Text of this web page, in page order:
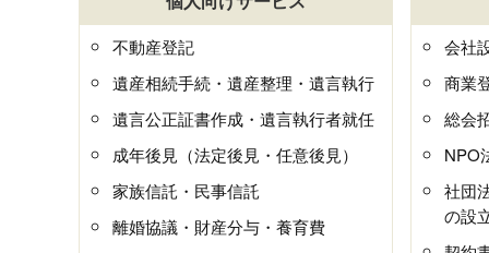
不動産登記
遺産相続手続・遺産整理・遺言執行
遺言公正証書作成・遺言執行者就任
成年後見（法定後見・任意後見）
家族信託・民事信託
離婚協議・財産分与・養育費
会社
商業
総会
NPO
社団
の設